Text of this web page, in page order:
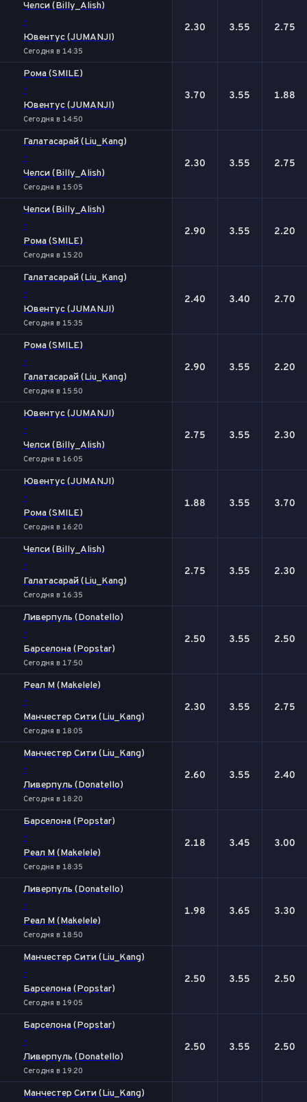
Челси (Billy_Alish)
-
Ювентус (JUMANJI)
Сегодня в 14:35
2.30 3.55 2.75
Рома (SMILE)
-
Ювентус (JUMANJI)
Сегодня в 14:50
3.70 3.55 1.88
Галатасарай (Liu_Kang)
-
Челси (Billy_Alish)
Сегодня в 15:05
2.30 3.55 2.75
Челси (Billy_Alish)
-
Рома (SMILE)
Сегодня в 15:20
2.90 3.55 2.20
Галатасарай (Liu_Kang)
-
Ювентус (JUMANJI)
Сегодня в 15:35
2.40 3.40 2.70
Рома (SMILE)
-
Галатасарай (Liu_Kang)
Сегодня в 15:50
2.90 3.55 2.20
Ювентус (JUMANJI)
-
Челси (Billy_Alish)
Сегодня в 16:05
2.75 3.55 2.30
Ювентус (JUMANJI)
-
Рома (SMILE)
Сегодня в 16:20
1.88 3.55 3.70
Челси (Billy_Alish)
-
Галатасарай (Liu_Kang)
Сегодня в 16:35
2.75 3.55 2.30
Ливерпуль (Donatello)
-
Барселона (Popstar)
Сегодня в 17:50
2.50 3.55 2.50
Реал М (Makelele)
-
Манчестер Сити (Liu_Kang)
Сегодня в 18:05
2.30 3.55 2.75
Манчестер Сити (Liu_Kang)
-
Ливерпуль (Donatello)
Сегодня в 18:20
2.60 3.55 2.40
Барселона (Popstar)
-
Реал М (Makelele)
Сегодня в 18:35
2.18 3.45 3.00
Ливерпуль (Donatello)
-
Реал М (Makelele)
Сегодня в 18:50
1.98 3.65 3.30
Манчестер Сити (Liu_Kang)
-
Барселона (Popstar)
Сегодня в 19:05
2.50 3.55 2.50
Барселона (Popstar)
-
Ливерпуль (Donatello)
Сегодня в 19:20
2.50 3.55 2.50
Манчестер Сити (Liu_Kang)